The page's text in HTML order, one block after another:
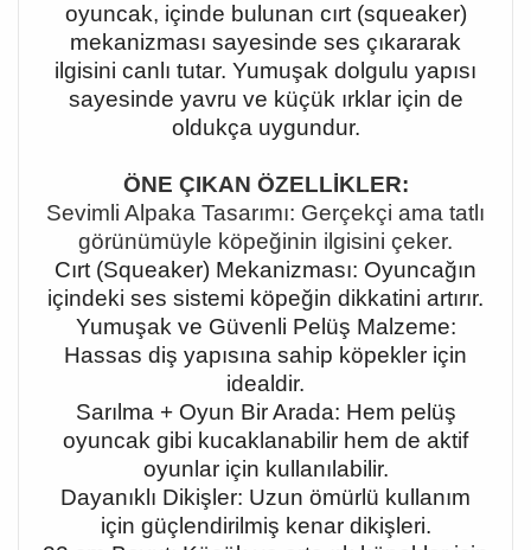
oyuncak, içinde bulunan cırt (squeaker)
mekanizması sayesinde ses çıkararak
ilgisini canlı tutar. Yumuşak dolgulu yapısı
sayesinde yavru ve küçük ırklar için de
oldukça uygundur.
ÖNE ÇIKAN ÖZELLİKLER:
Sevimli Alpaka Tasarımı: Gerçekçi ama tatlı
görünümüyle köpeğinin ilgisini çeker.
Cırt (Squeaker) Mekanizması: Oyuncağın
içindeki ses sistemi köpeğin dikkatini artırır.
Yumuşak ve Güvenli Pelüş Malzeme:
Hassas diş yapısına sahip köpekler için
idealdir.
Sarılma + Oyun Bir Arada: Hem pelüş
oyuncak gibi kucaklanabilir hem de aktif
oyunlar için kullanılabilir.
Dayanıklı Dikişler: Uzun ömürlü kullanım
için güçlendirilmiş kenar dikişleri.